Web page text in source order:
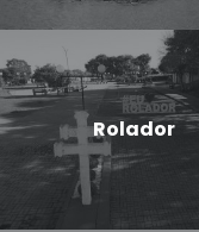
Rolador